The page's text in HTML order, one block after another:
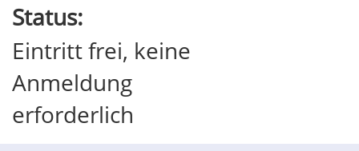
Status:
Eintritt frei, keine
Anmeldung
erforderlich